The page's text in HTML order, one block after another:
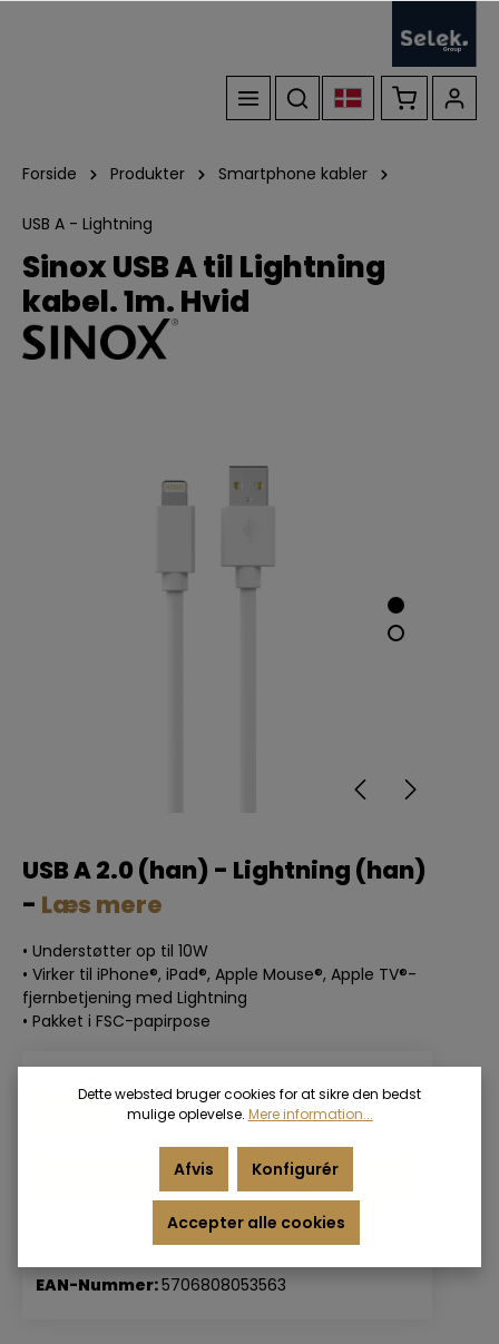
Forside Produkter Smartphone kabler
USB A - Lightning
Sinox USB A til Lightning
kabel. 1m. Hvid
USB A 2.0 (han) - Lightning (han)
- Læs mere
• Understøtter op til 10W
• Virker til iPhone®, iPad®, Apple Mouse®, Apple TV®-
fjernbetjening med Lightning
• Pakket i FSC-papirpose
3 m.
Login for priser
Varenummer:SOE01110
EAN-Nummer:5706808053563
Dette websted bruger cookies for at sikre den bedst
mulige oplevelse. Mere information...
Afvis Konfigurér
Accepter alle cookies